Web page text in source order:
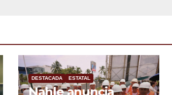
DESTACADA ESTATAL
Nahle anuncia